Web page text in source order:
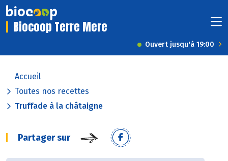
Biocoop Terre Mere
Ouvert jusqu'à 19:00
Accueil
Toutes nos recettes
Truffade à la châtaigne
Partager sur